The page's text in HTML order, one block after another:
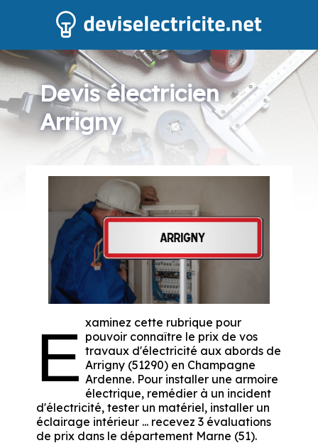
Devis électricien
Arrigny
E xaminez cette rubrique pour
pouvoir connaître le prix de vos
travaux d'électricité aux abords de
Arrigny (51290) en Champagne
Ardenne. Pour installer une armoire
électrique, remédier à un incident
d'électricité, tester un matériel, installer un
éclairage intérieur ... recevez 3 évaluations
de prix dans le département Marne (51).